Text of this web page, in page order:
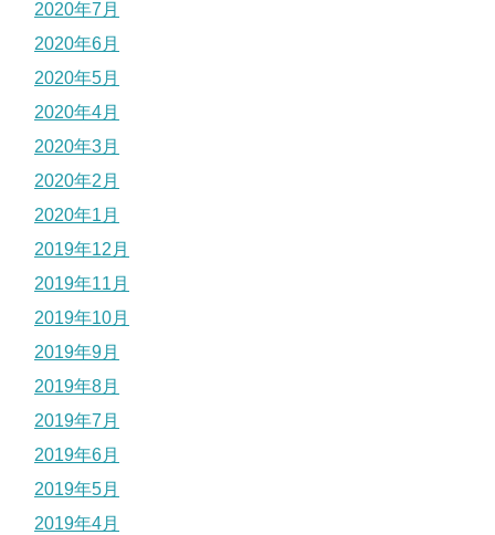
2020年7月
2020年6月
2020年5月
2020年4月
2020年3月
2020年2月
2020年1月
2019年12月
2019年11月
2019年10月
2019年9月
2019年8月
2019年7月
2019年6月
2019年5月
2019年4月